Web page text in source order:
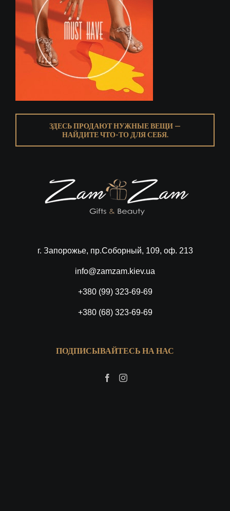
ЗДЕСЬ ПРОДАЮТ НУЖНЫЕ ВЕЩИ —
НАЙДИТЕ ЧТО-ТО ДЛЯ СЕБЯ.
г. Запорожье, пр.Соборный, 109, оф. 213
info@zamzam.kiev.ua
+380 (99) 323-69-69
+380 (68) 323-69-69
ПОДПИСЫВАЙТЕСЬ НА НАС